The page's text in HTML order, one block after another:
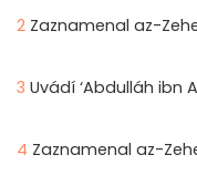
2 Zaznamenal az-
3 Uvádí ‘Abdulláh ibn
4 Zaznamenal az-